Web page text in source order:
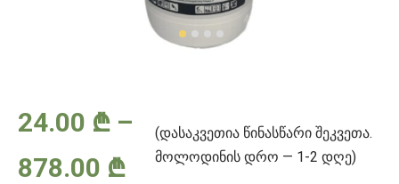
24.00 ₾ –
878.00 ₾Price
(დასაკვეთია წინასწარი შეკვეთა.
მოლოდინის დრო — 1-2 დღე)